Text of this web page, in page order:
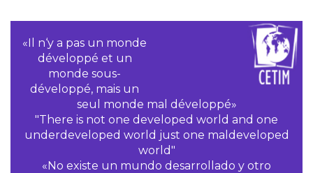
«Il n‘y a pas un monde
développé et un
monde sous-
développé, mais un
seul monde mal développé»
"There is not one developed world and one
underdeveloped world just one maldeveloped
world"
«No existe un mundo desarrollado y otro